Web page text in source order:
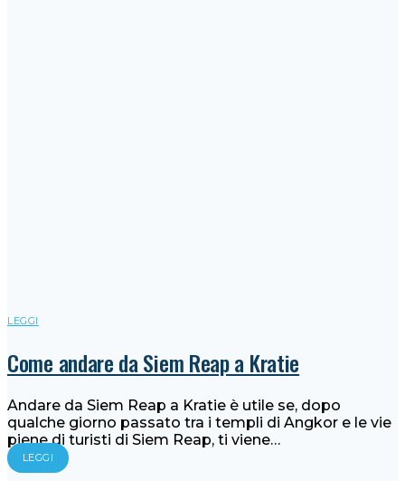
LEGGI
Come andare da Siem Reap a Kratie
Andare da Siem Reap a Kratie è utile se, dopo
qualche giorno passato tra i templi di Angkor e le vie
piene di turisti di Siem Reap, ti viene…
LEGGI